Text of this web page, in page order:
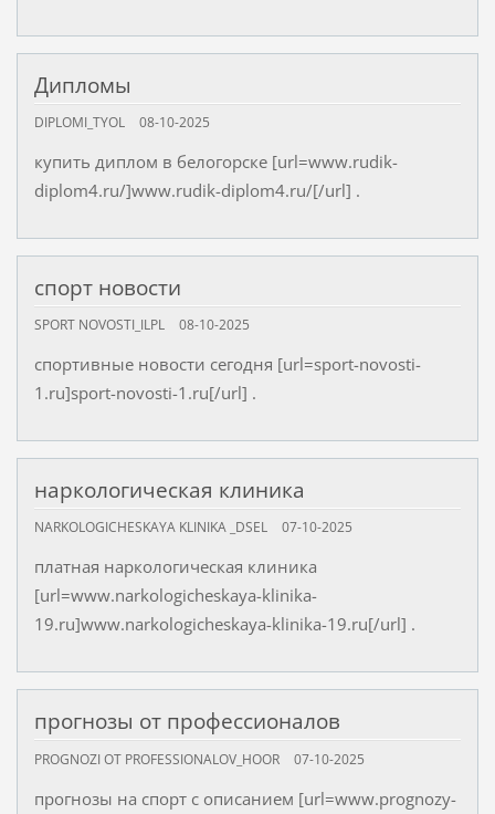
Дипломы
DIPLOMI_TYOL 08-10-2025
купить диплом в белогорске [url=www.rudik-
diplom4.ru/]www.rudik-diplom4.ru/[/url] .
спорт новости
SPORT NOVOSTI_ILPL 08-10-2025
спортивные новости сегодня [url=sport-novosti-
1.ru]sport-novosti-1.ru[/url] .
наркологическая клиника
NARKOLOGICHESKAYA KLINIKA _DSEL 07-10-2025
платная наркологическая клиника
[url=www.narkologicheskaya-klinika-
19.ru]www.narkologicheskaya-klinika-19.ru[/url] .
прогнозы от профессионалов
PROGNOZI OT PROFESSIONALOV_HOOR 07-10-2025
прогнозы на спорт с описанием [url=www.prognozy-